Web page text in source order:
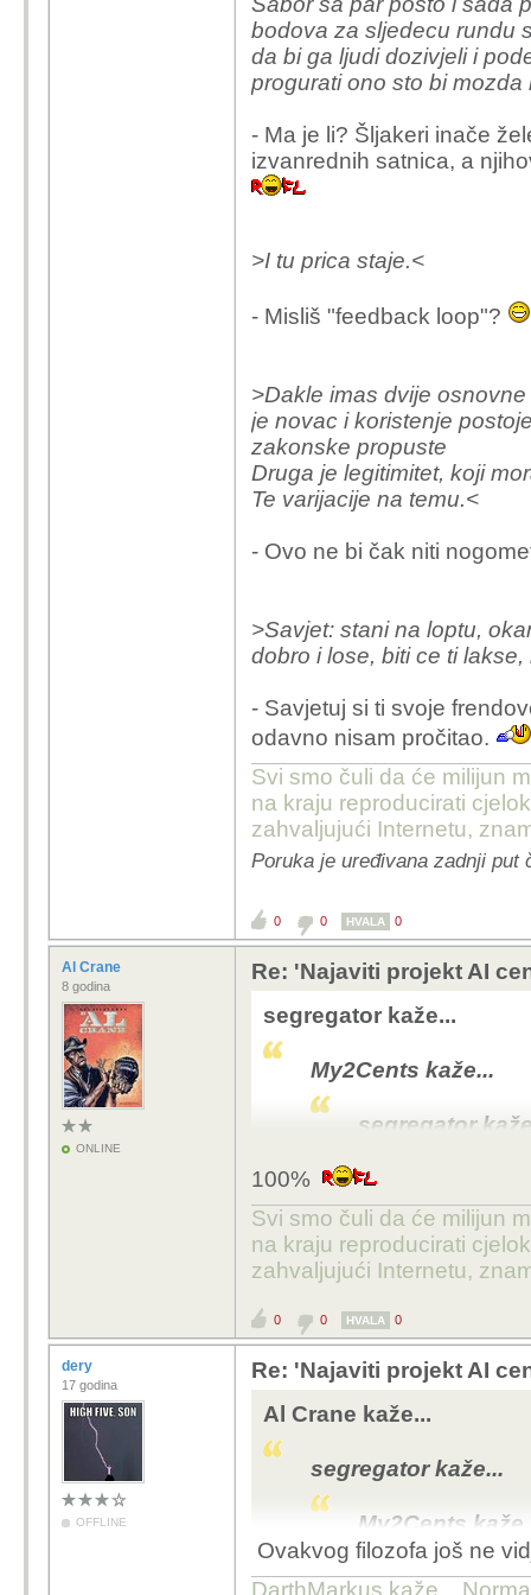
zakon i zakonske
Druga je legitimitet,
Te varijacije na temu.
dobro i lose, biti ce ti
bodova za sljedecu rundu
da bi ga ljudi dozivjeli i
progurati ono sto bi mozda
- Ma je li? Šljakeri inače
izvanrednih satnica, a
>I tu prica staje.<
- Misliš "feedback loop"?
>Dakle imas dvije
je novac i koristenje
zakonske propuste
Druga je legitimitet, koji
Te varijacije na temu.<
- Ovo ne bi čak niti
>Savjet: stani na loptu,
dobro i lose, biti ce ti
- Savjetuj si ti svoje
odavno nisam pročitao.
Svi smo čuli da će milijun
na kraju reproducirati
zahvaljujući Internetu,
Poruka je uređivana zadnji put
0 0 HVALA 0
Al Crane
8 godina
ONLINE
Re: 'Najaviti projekt AI
segregator kaže...
My2Cents kaže...
segregator
nečijem
Kontstruktivno,
dovoljno "teskih"
velikog uma.
Kaj ti nisi sam sebi
Postoje i slučajevi
a čini mi se da
100%
Svi smo čuli da će milijun
na kraju reproducirati
zahvaljujući Internetu,
0 0 HVALA 0
dery
17 godina
OFFLINE
Re: 'Najaviti projekt AI
Al Crane kaže...
segregator kaže...
My2Cents
segregator
Ovakvog filozofa još ne
DarthMarkus kaže...